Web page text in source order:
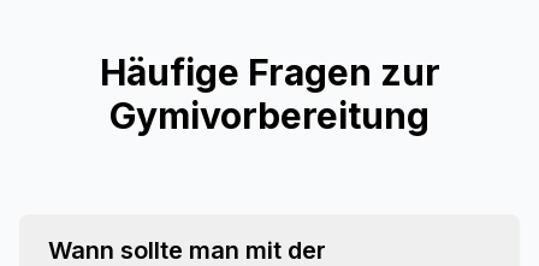
Häufige Fragen zur
Gymivorbereitung
Wann sollte man mit der